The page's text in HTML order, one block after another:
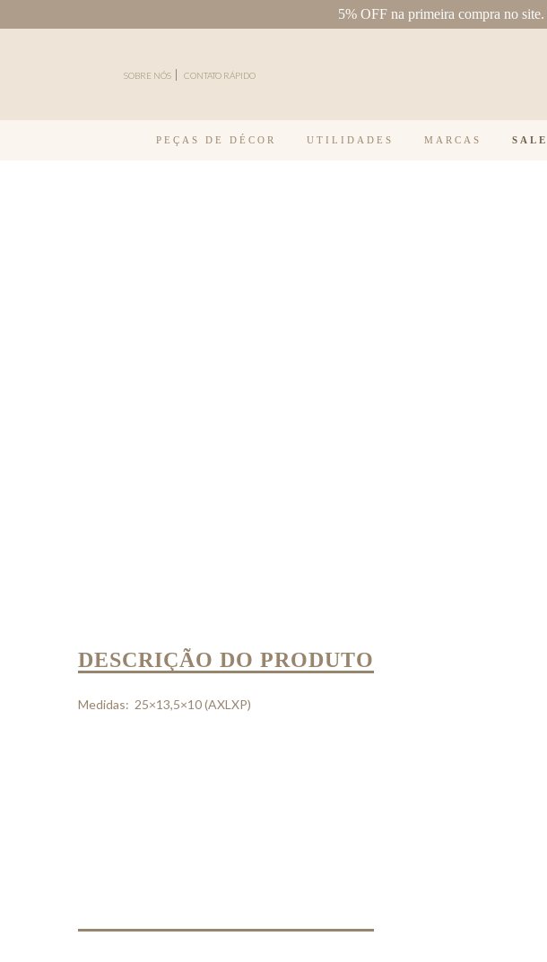
5% OFF na primeira compra no site.
SOBRE NÓS CONTATO RÁPIDO
PEÇAS DE DÉCOR UTILIDADES MARCAS SALE
DESCRIÇÃO DO PRODUTO
Medidas: 25×13,5×10 (AXLXP)